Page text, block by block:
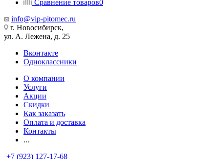
Сравнение товаров0
info@vip-pitomec.ru
г. Новосибирск,
ул. А. Лежена, д. 25
Вконтакте
Одноклассники
О компании
Услуги
Акции
Скидки
Как заказать
Оплата и доставка
Контакты
...
+7 (923) 127-17-68